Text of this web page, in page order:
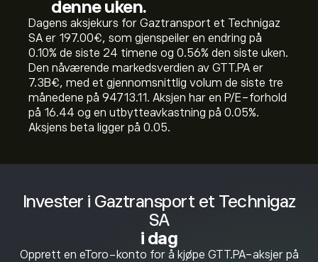
Invester i Gaztransport et Technigaz
SA
i dag
Opprett en eToro-konto for å kjøpe GTT.PA-aksjer på
denne uken.
Dagens aksjekurs for Gaztransport et Technigaz
SA er 197.00‎€‎, som gjenspeiler en endring på
‎0.10‎% de siste 24 timene og ‎0.56‎% den siste uken.
Den nåværende markedsverdien av GTT.PA er
7.3B‎€‎, med et gjennomsnittlig volum de siste tre
månedene på 94713.11. Aksjen har en P/E-forhold
på 16.44 og en utbytteavkastning på 0.05%.
Aksjens beta ligger på 0.05.